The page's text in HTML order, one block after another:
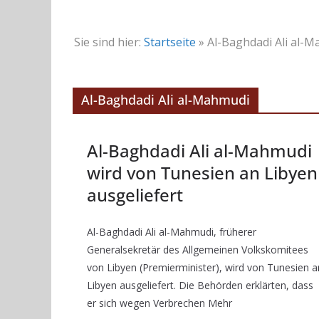
Sie sind hier: Startseite » Al-Baghdadi Ali al-
Al-Baghdadi Ali al-Mahmudi
Al-Baghdadi Ali al-Mahmudi
wird von Tunesien an Libyen
ausgeliefert
Al-Baghdadi Ali al-Mahmudi, früherer
Generalsekretär des Allgemeinen Volkskomitees
von Libyen (Premierminister), wird von Tunesien
Libyen ausgeliefert. Die Behörden erklärten, dass
er sich wegen Verbrechen Mehr